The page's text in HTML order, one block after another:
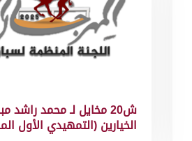
ش20 مخايل لـ محمد راشد
الخيارين (التمهيدي الأول